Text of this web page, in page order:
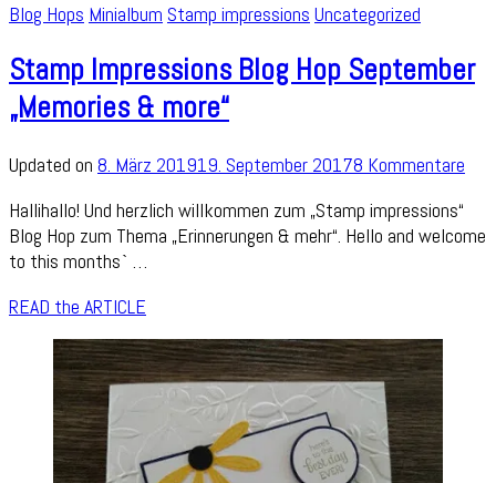
Blog Hops Minialbum Stamp impressions Uncategorized
Stamp Impressions Blog Hop September
„Memories & more“
Updated on 8. März 201919. September 20178 Kommentare
Blog
Hallihallo! Und herzlich willkommen zum „Stamp impressions“
Blog Hop zum Thema „Erinnerungen & mehr“. Hello and welcome
to this months` …
READ the ARTICLE